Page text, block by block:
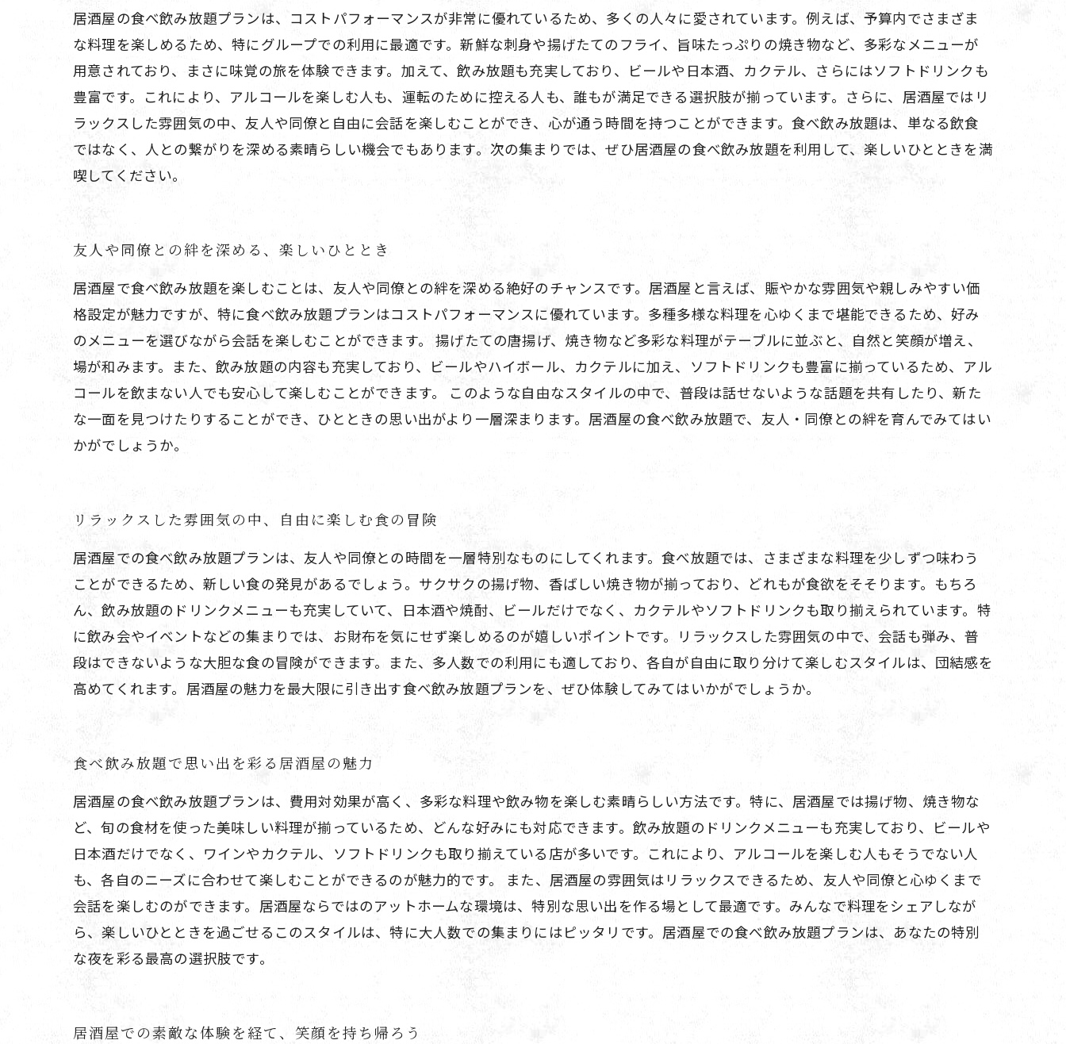
居酒屋の食べ飲み放題プランは、コストパフォーマンスが非常に優れているため、多くの人々に愛されています。例えば、予算内でさまざま
な料理を楽しめるため、特にグループでの利用に最適です。新鮮な刺身や揚げたてのフライ、旨味たっぷりの焼き物など、多彩なメニューが
用意されており、まさに味覚の旅を体験できます。加えて、飲み放題も充実しており、ビールや日本酒、カクテル、さらにはソフトドリンクも
豊富です。これにより、アルコールを楽しむ人も、運転のために控える人も、誰もが満足できる選択肢が揃っています。さらに、居酒屋ではリ
ラックスした雰囲気の中、友人や同僚と自由に会話を楽しむことができ、心が通う時間を持つことができます。食べ飲み放題は、単なる飲食
ではなく、人との繋がりを深める素晴らしい機会でもあります。次の集まりでは、ぜひ居酒屋の食べ飲み放題を利用して、楽しいひとときを満
喫してください。
友人や同僚との絆を深める、楽しいひととき
居酒屋で食べ飲み放題を楽しむことは、友人や同僚との絆を深める絶好のチャンスです。居酒屋と言えば、賑やかな雰囲気や親しみやすい価
格設定が魅力ですが、特に食べ飲み放題プランはコストパフォーマンスに優れています。多種多様な料理を心ゆくまで堪能できるため、好み
のメニューを選びながら会話を楽しむことができます。 揚げたての唐揚げ、焼き物など多彩な料理がテーブルに並ぶと、自然と笑顔が増え、
場が和みます。また、飲み放題の内容も充実しており、ビールやハイボール、カクテルに加え、ソフトドリンクも豊富に揃っているため、アル
コールを飲まない人でも安心して楽しむことができます。 このような自由なスタイルの中で、普段は話せないような話題を共有したり、新た
な一面を見つけたりすることができ、ひとときの思い出がより一層深まります。居酒屋の食べ飲み放題で、友人・同僚との絆を育んでみてはい
かがでしょうか。
リラックスした雰囲気の中、自由に楽しむ食の冒険
居酒屋での食べ飲み放題プランは、友人や同僚との時間を一層特別なものにしてくれます。食べ放題では、さまざまな料理を少しずつ味わう
ことができるため、新しい食の発見があるでしょう。サクサクの揚げ物、香ばしい焼き物が揃っており、どれもが食欲をそそります。もちろ
ん、飲み放題のドリンクメニューも充実していて、日本酒や焼酎、ビールだけでなく、カクテルやソフトドリンクも取り揃えられています。特
に飲み会やイベントなどの集まりでは、お財布を気にせず楽しめるのが嬉しいポイントです。リラックスした雰囲気の中で、会話も弾み、普
段はできないような大胆な食の冒険ができます。また、多人数での利用にも適しており、各自が自由に取り分けて楽しむスタイルは、団結感を
高めてくれます。居酒屋の魅力を最大限に引き出す食べ飲み放題プランを、ぜひ体験してみてはいかがでしょうか。
食べ飲み放題で思い出を彩る居酒屋の魅力
居酒屋の食べ飲み放題プランは、費用対効果が高く、多彩な料理や飲み物を楽しむ素晴らしい方法です。特に、居酒屋では揚げ物、焼き物な
ど、旬の食材を使った美味しい料理が揃っているため、どんな好みにも対応できます。飲み放題のドリンクメニューも充実しており、ビールや
日本酒だけでなく、ワインやカクテル、ソフトドリンクも取り揃えている店が多いです。これにより、アルコールを楽しむ人もそうでない人
も、各自のニーズに合わせて楽しむことができるのが魅力的です。 また、居酒屋の雰囲気はリラックスできるため、友人や同僚と心ゆくまで
会話を楽しむのができます。居酒屋ならではのアットホームな環境は、特別な思い出を作る場として最適です。みんなで料理をシェアしなが
ら、楽しいひとときを過ごせるこのスタイルは、特に大人数での集まりにはピッタリです。居酒屋での食べ飲み放題プランは、あなたの特別
な夜を彩る最高の選択肢です。
居酒屋での素敵な体験を経て、笑顔を持ち帰ろう